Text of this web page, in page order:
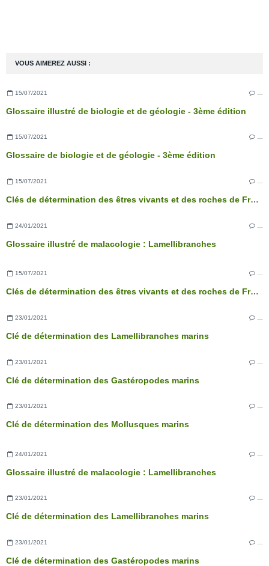
VOUS AIMEREZ AUSSI :
15/07/2021
Glossaire illustré de biologie et de géologie - 3ème édition
15/07/2021 …
Glossaire de biologie et de géologie - 3ème édition
15/07/2021
Clés de détermination des êtres vivants et des roches de France - 3ème édition
24/01/2021
Glossaire illustré de malacologie : Lamellibranches
15/07/2021 …
Clés de détermination des êtres vivants et des roches de France - 3ème édition
23/01/2021
Clé de détermination des Lamellibranches marins
23/01/2021
Clé de détermination des Gastéropodes marins
23/01/2021
Clé de détermination des Mollusques marins
24/01/2021
Glossaire illustré de malacologie : Lamellibranches
23/01/2021 …
Clé de détermination des Lamellibranches marins
23/01/2021
Clé de détermination des Gastéropodes marins